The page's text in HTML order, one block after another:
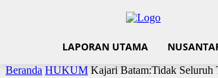
LAPORAN UTAMA
Beranda HUKUM Kajari Batam:Tidak Seluruh